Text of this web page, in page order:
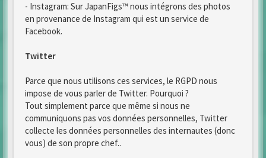
- Instagram: Sur JapanFigs™ nous intégrons des photos
en provenance de Instagram qui est un service de
Facebook.
Twitter
Parce que nous utilisons ces services, le RGPD nous
impose de vous parler de Twitter. Pourquoi ?
Tout simplement parce que même si nous ne
communiquons pas vos données personnelles, Twitter
collecte les données personnelles des internautes (donc
vous) de son propre chef..